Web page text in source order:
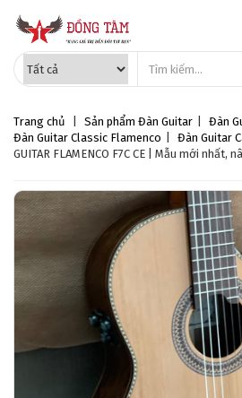
Trang chủ Sản phẩm Đàn Guitar Đàn
Đàn Guitar Classic Flamenco
Đàn Guitar
GUITAR FLAMENCO F7C CE | Mẫu mới nhất,